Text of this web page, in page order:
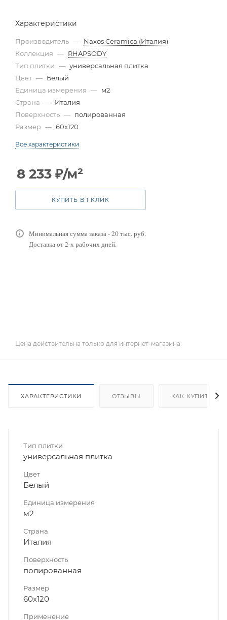
Характеристики
Производитель — Naxos Ceramica (Италия)
Коллекция — RHAPSODY
Тип плитки — универсальная плитка
Цвет — Белый
Единица измерения — м2
Страна — Италия
Поверхность — полированная
Размер — 60x120
Все характеристики
8 233 ₽/м²
КУПИТЬ В 1 КЛИК
Минимальная сумма заказа - 20 тыс. руб.
Доставка от 2-х рабочих дней.
Цена действительна только для интернет-магазина.
ХАРАКТЕРИСТИКИ ОТЗЫВЫ КАК КУПИТЬ
Тип плитки
универсальная плитка
Цвет
Белый
Единица измерения
м2
Страна
Италия
Поверхность
полированная
Размер
60x120
Применение